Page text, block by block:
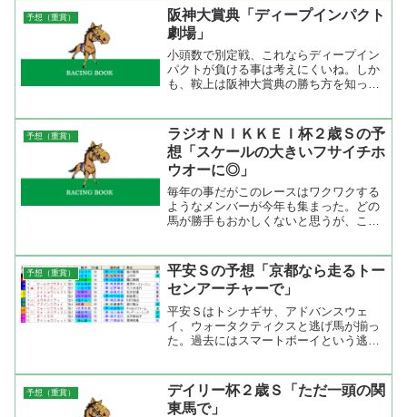
示板を外したことのないサクラセンチュ
リー。あとのメンバーでは...
予想（重賞）
阪神大賞典「ディープインパクト
劇場」
小頭数で別定戦、これならディープイン
パクトが負ける事は考えにくいね。しか
も、鞍上は阪神大賞典の勝ち方を知って
ティライミ、デルタブルース、アイポッ
パーの３頭で。
予想（重賞）
ラジオＮＩＫＫＥＩ杯２歳Ｓの予
想「スケールの大きいフサイチホ
ウオーに◎」
毎年の事だがこのレースはワクワクする
ようなメンバーが今年も集まった。どの
馬が勝手もおかしくないと思うが、これ
ロンとの対決に注目が集まったが、直線
早めにスパートしたフサイ...
予想（重賞）
平安Ｓの予想「京都なら走るトー
センアーチャーで」
平安Ｓはトシナギサ、アドバンスウェ
イ、ウォータクティクスと逃げ馬が揃っ
た。過去にはスマートボーイという逃げ
いペースが速くても逃げ切れるのがこの
コース。ハナを切った方がい...
予想（重賞）
デイリー杯２歳Ｓ「ただ一頭の関
東馬で」